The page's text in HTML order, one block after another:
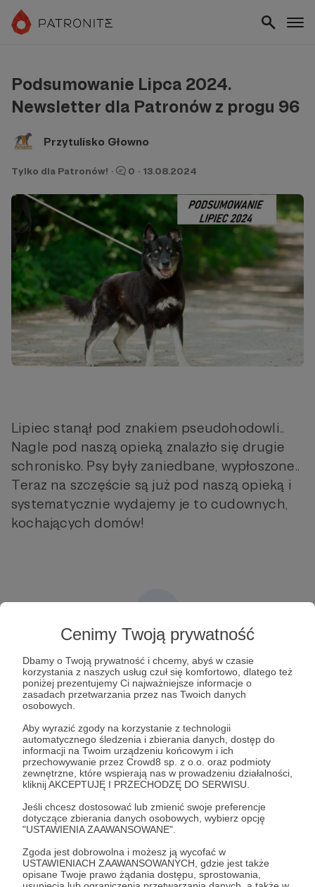
Cenimy Twoją prywatność
Dbamy o Twoją prywatność i chcemy, abyś w czasie
korzystania z naszych usług czuł się komfortowo, dlatego też
poniżej prezentujemy Ci najważniejsze informacje o
zasadach przetwarzania przez nas Twoich danych
osobowych.
Aby wyrazić zgody na korzystanie z technologii
automatycznego śledzenia i zbierania danych, dostęp do
informacji na Twoim urządzeniu końcowym i ich
przechowywanie przez Crowd8 sp. z o.o. oraz podmioty
zewnętrzne, które wspierają nas w prowadzeniu działalności,
kliknij AKCEPTUJĘ I PRZECHODZĘ DO SERWISU.
Jeśli chcesz dostosować lub zmienić swoje preferencje
dotyczące zbierania danych osobowych, wybierz opcję
"USTAWIENIA ZAAWANSOWANE".
Zgoda jest dobrowolna i możesz ją wycofać w
USTAWIENIACH ZAAWANSOWANYCH, gdzie jest także
opisane Twoje prawo żądania dostępu, sprostowania,
Podsumowanie Lipca 2024.
Newsletter dla Patronów z progu 96
Przytulisko Głowno
Tylko dla Patronów! · 0 · 13.08.2024
Lipiec stanął pod znakiem pseudohodowli..
Nagle pod naszą opieką znalazło się drugie
schronisko. Psy były zaniedbane, wypłoszone..
Teraz na szczęście są już pod naszą opieką i
systematycznie wydajemy je to cudownych,
kochających domów!
Post dostępny tylko dla Patronów
Aby zobaczyć ten materiał musisz być zalogowany
Zostań Patronem
Zaloguj się